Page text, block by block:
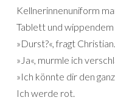
Kellnerinnenuniform
Tablett und
»Durst?«, fragt Christian.
»Ja«, murmle ich
»Ich könnte dir den
Ich werde rot.